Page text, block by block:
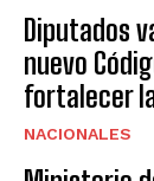
Diputados
nuevo
fortalecer
NACIONALES